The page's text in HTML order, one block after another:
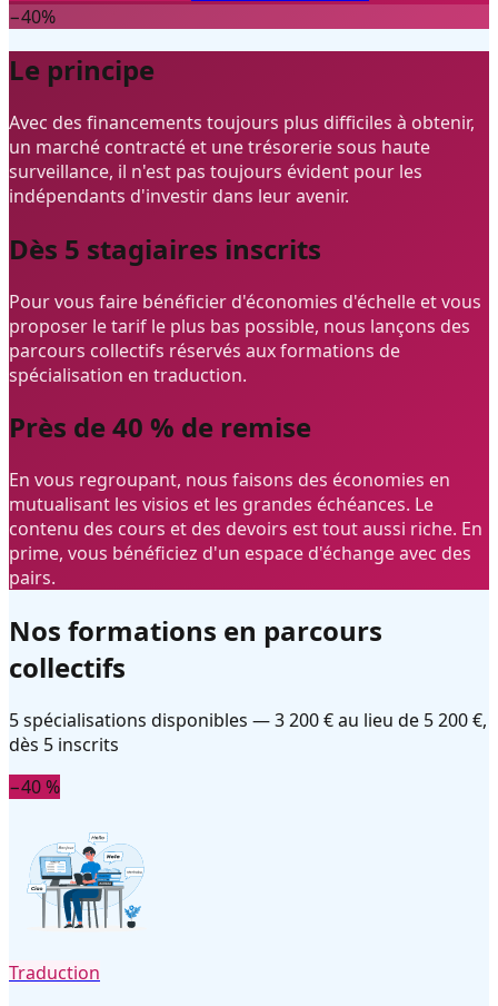
−40%
Le principe
Avec des financements toujours plus difficiles à obtenir,
un marché contracté et une trésorerie sous haute
surveillance, il n'est pas toujours évident pour les
indépendants d'investir dans leur avenir.
Dès 5 stagiaires inscrits
Pour vous faire bénéficier d'économies d'échelle et vous
proposer le tarif le plus bas possible, nous lançons des
parcours collectifs réservés aux formations de
spécialisation en traduction.
Près de 40 % de remise
En vous regroupant, nous faisons des économies en
mutualisant les visios et les grandes échéances. Le
contenu des cours et des devoirs est tout aussi riche. En
prime, vous bénéficiez d'un espace d'échange avec des
pairs.
Nos formations en parcours
collectifs
5 spécialisations disponibles — 3 200 € au lieu de 5 200 €,
dès 5 inscrits
−40 %
Traduction